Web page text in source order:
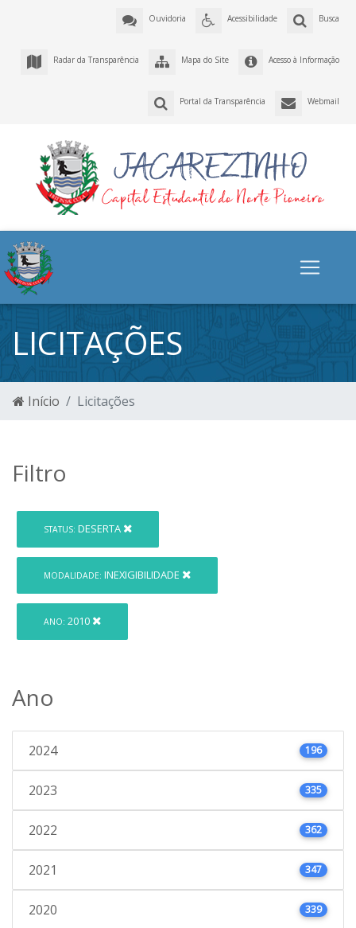
Busca
Acessibilidade
Ouvidoria
Acesso à Informação
Mapa do Site
Radar da Transparência
Webmail
Portal da Transparência
LICITAÇÕES
Início Licitações
Filtro
STATUS: DESERTA
MODALIDADE: INEXIGIBILIDADE
ANO: 2010
Ano
2024 196
2023 335
2022 362
2021 347
2020 339